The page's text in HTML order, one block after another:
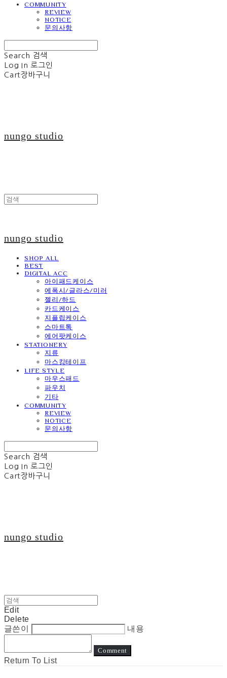
COMMUNITY
REVIEW
NOTICE
문의사항
Search 검색
Log In 로그인
Cart장바구니
nungo studio
nungo studio
SHOP ALL
BEST
DIGITAL ACC
아이패드케이스
에폭시/글라스/미러
젤리/하드
카드케이스
지플립케이스
스마트톡
에어팟케이스
STATIONERY
지류
마스킹테이프
LIFE STYLE
마우스패드
파우치
기타
COMMUNITY
REVIEW
NOTICE
문의사항
Search 검색
Log In 로그인
Cart장바구니
nungo studio
Edit
Delete
글쓴이
내용
Comment
Return To List